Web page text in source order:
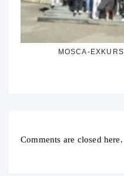
MOSCA-
Comments are closed here.